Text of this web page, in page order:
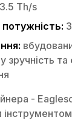
Th/s
зручність та
-